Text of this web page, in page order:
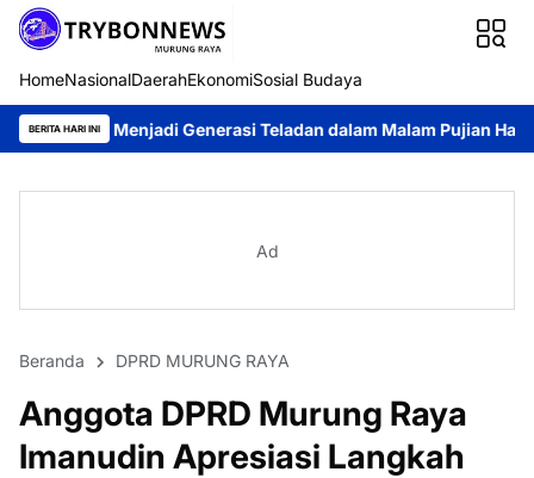
HomeNasionalDaerahEkonomiSosial Budaya
BERITA HARI INI
Generasi Teladan dalam Malam Pujian Hari Pemuda GKE
Ad
Beranda DPRD MURUNG RAYA
Anggota DPRD Murung Raya
Imanudin Apresiasi Langkah